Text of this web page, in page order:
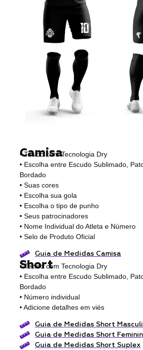
Camisa
• Tecido com Tecnologia Dry
• Escolha entre Escudo Sublimado,
Bordado
• Suas cores
• Escolha sua gola
• Escolha o tipo de punho
• Seus patrocinadores
• Nome Individual do Atleta e Número
• Selo de Produto Oficial
Guia de Medidas Camisa
Short
• Tecido com Tecnologia Dry
• Escolha entre Escudo Sublimado,
Bordado
• Número individual
• Adicione detalhes em viés
Guia de Medidas Short
Guia de Medidas Short
Guia de Medidas Short Suplex